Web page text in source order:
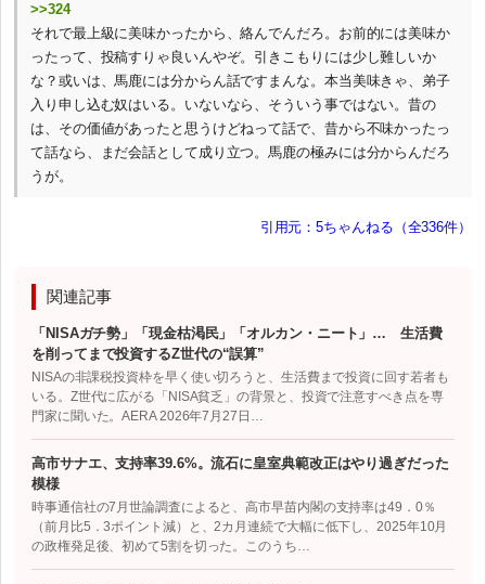
>>324
それで最上級に美味かったから、絡んでんだろ。お前的には美味か
ったって、投稿すりゃ良いんやぞ。引きこもりには少し難しいか
な？或いは、馬鹿には分からん話ですまんな。本当美味きゃ、弟子
入り申し込む奴はいる。いないなら、そういう事ではない。昔の
は、その価値があったと思うけどねって話で、昔から不味かったっ
て話なら、まだ会話として成り立つ。馬鹿の極みには分からんだろ
うが。
引用元：5ちゃんねる（全336件）
関連記事
「NISAガチ勢」「現金枯渇民」「オルカン・ニート」… 生活費
を削ってまで投資するZ世代の“誤算”
NISAの非課税投資枠を早く使い切ろうと、生活費まで投資に回す若者も
いる。Z世代に広がる「NISA貧乏」の背景と、投資で注意すべき点を専
門家に聞いた。AERA 2026年7月27日…
高市サナエ、支持率39.6%。流石に皇室典範改正はやり過ぎだった
模様
時事通信社の7月世論調査によると、高市早苗内閣の支持率は49．0％
（前月比5．3ポイント減）と、2カ月連続で大幅に低下し、2025年10月
の政権発足後、初めて5割を切った。このうち…